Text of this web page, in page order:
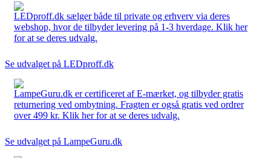
LEDproff.dk sælger både til private og erhverv via deres
webshop, hvor de tilbyder levering på 1-3 hverdage. Klik her
for at se deres udvalg.
Se udvalget på LEDproff.dk
LampeGuru.dk er certificeret af E-mærket, og tilbyder gratis
returnering ved ombytning. Fragten er også gratis ved ordrer
over 499 kr. Klik her for at se deres udvalg.
Se udvalget på LampeGuru.dk